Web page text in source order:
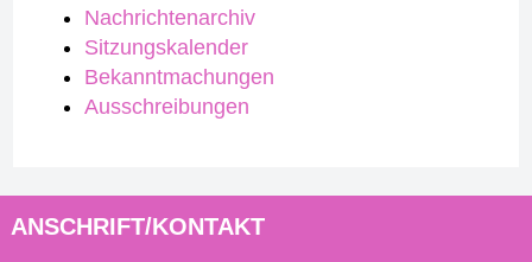
Nachrichtenarchiv
Sitzungskalender
Bekanntmachungen
Ausschreibungen
ANSCHRIFT/KONTAKT